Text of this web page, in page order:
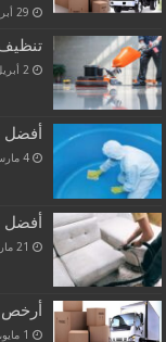
29 أبريل، 2023
تنظيف
2 أبريل، 2023
أفضل
4 مارس، 2023
أفضل
21 مارس، 2023
أرخص
1 مايو، 2023